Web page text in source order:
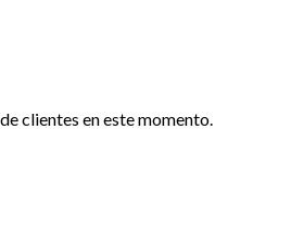
clientes en este momento.